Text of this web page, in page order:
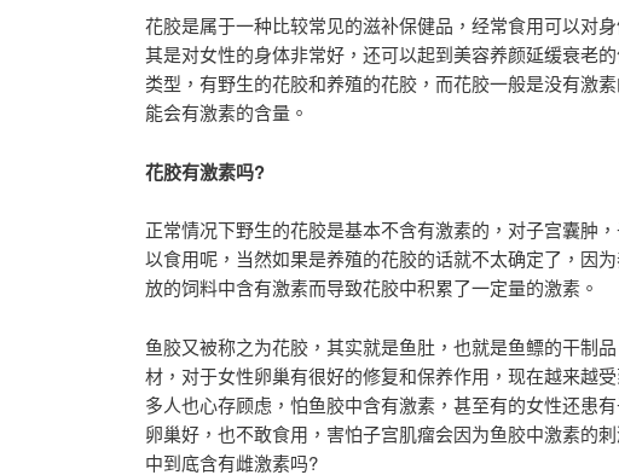
花胶是属于一种比较常见的滋补保健品，经常食用可以对
其是对女性的身体非常好，还可以起到美容养颜延缓衰老
类型，有野生的花胶和养殖的花胶，而花胶一般是没有激
能会有激素的含量。
花胶有激素吗?
正常情况下野生的花胶是基本不含有激素的，对子宫囊肿
以食用呢，当然如果是养殖的花胶的话就不太确定了，因
放的饲料中含有激素而导致花胶中积累了一定量的激素。
鱼胶又被称之为花胶，其实就是鱼肚，也就是鱼鳔的干制
材，对于女性卵巢有很好的修复和保养作用，现在越来越
多人也心存顾虑，怕鱼胶中含有激素，甚至有的女性还患
卵巢好，也不敢食用，害怕子宫肌瘤会因为鱼胶中激素的
中到底含有雌激素吗?